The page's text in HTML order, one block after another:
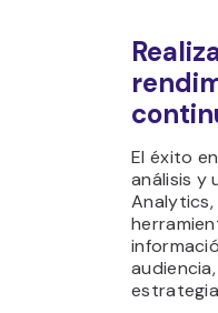
El éxito
análisis y